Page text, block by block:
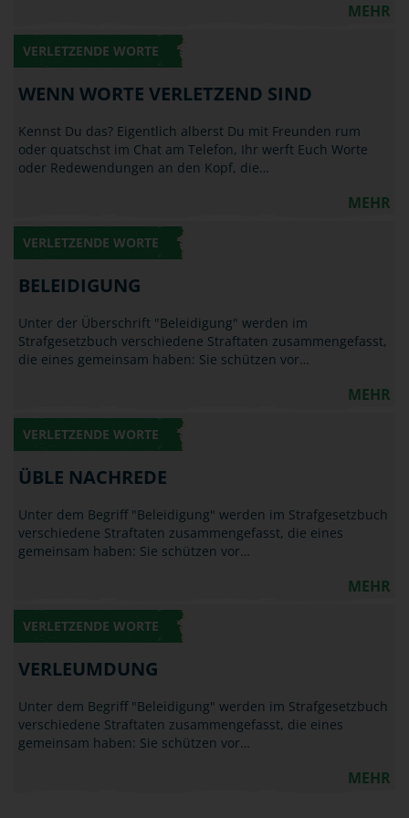
MEHR
VERLETZENDE WORTE
WENN WORTE VERLETZEND SIND
Kennst Du das? Eigentlich alberst Du mit Freunden rum
oder quatschst im Chat am Telefon, Ihr werft Euch Worte
oder Redewendungen an den Kopf, die…
MEHR
VERLETZENDE WORTE
BELEIDIGUNG
Unter der Überschrift "Beleidigung" werden im
Strafgesetzbuch verschiedene Straftaten zusammengefasst,
die eines gemeinsam haben: Sie schützen vor…
MEHR
VERLETZENDE WORTE
ÜBLE NACHREDE
Unter dem Begriff "Beleidigung" werden im Strafgesetzbuch
verschiedene Straftaten zusammengefasst, die eines
gemeinsam haben: Sie schützen vor…
MEHR
VERLETZENDE WORTE
VERLEUMDUNG
Unter dem Begriff "Beleidigung" werden im Strafgesetzbuch
verschiedene Straftaten zusammengefasst, die eines
gemeinsam haben: Sie schützen vor…
MEHR